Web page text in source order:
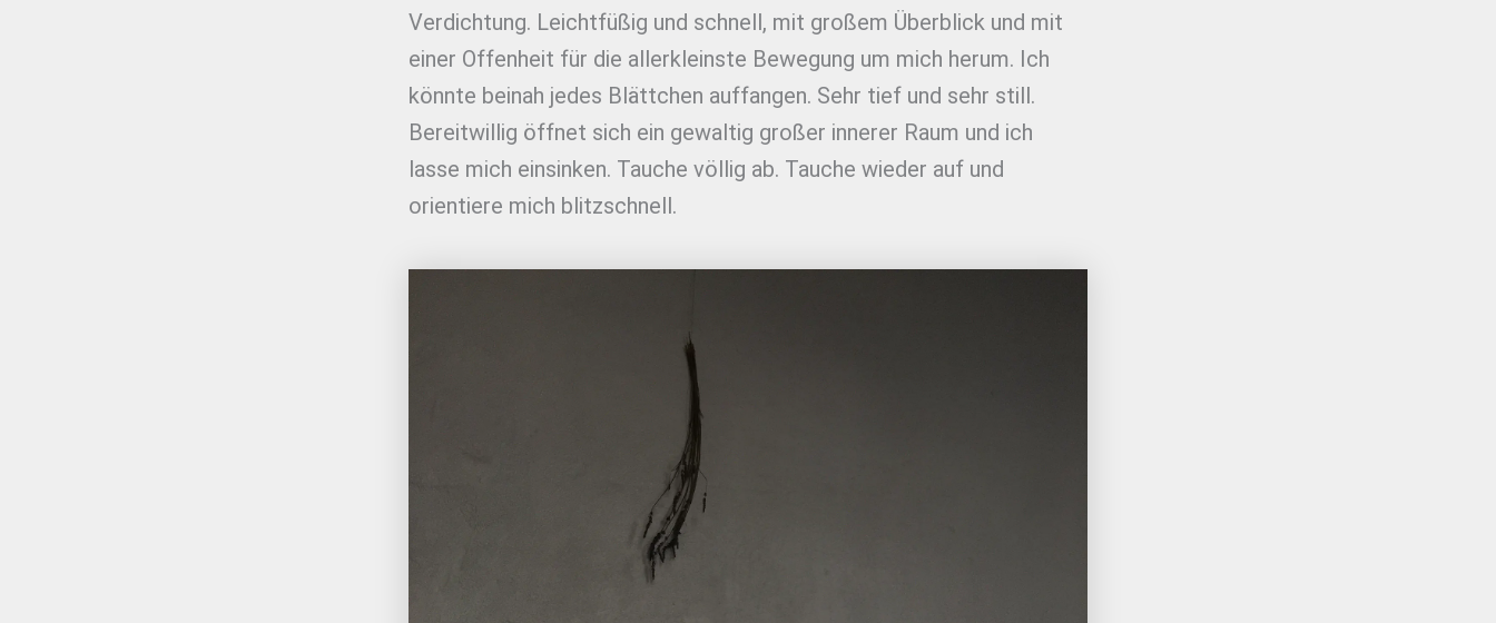
Verdichtung. Leichtfüßig und schnell, mit großem Überblick und mit
einer Offenheit für die allerkleinste Bewegung um mich herum. Ich
könnte beinah jedes Blättchen auffangen. Sehr tief und sehr still.
Bereitwillig öffnet sich ein gewaltig großer innerer Raum und ich
lasse mich einsinken. Tauche völlig ab. Tauche wieder auf und
orientiere mich blitzschnell.